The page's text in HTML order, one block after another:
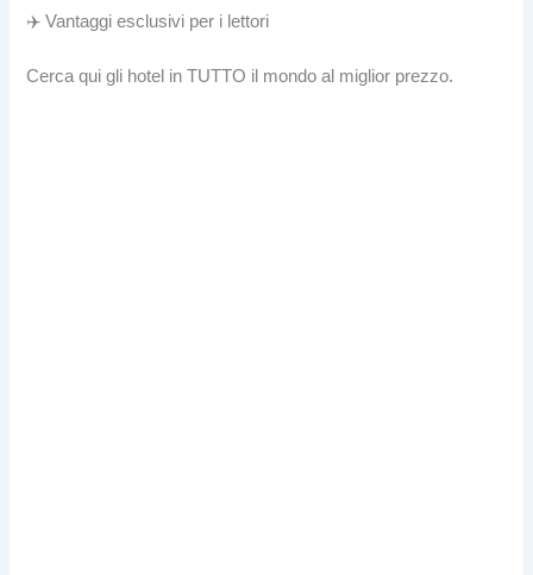
✈️ Vantaggi esclusivi per i lettori
Cerca qui gli hotel in TUTTO il mondo al miglior prezzo.